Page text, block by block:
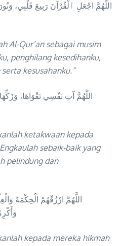
اللَّهُمَّ اجْعَلِ ٱلْقُرْآنَ رَبِيعَ قَلْبِي،
Al-Qur’an sebagai musim
penghilang kesedihanku,
kesusahanku.”
اللَّهُمَّ آتِ نَفْسِي تَقْوَاهَا،
ketakwaan kepada
sebaik-baik yang
pelindung dan
اللَّهُمَّ ارْزُقْهُمْ الْحِكْمَةَ
kepada mereka hikmah